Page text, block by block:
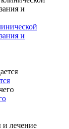
и